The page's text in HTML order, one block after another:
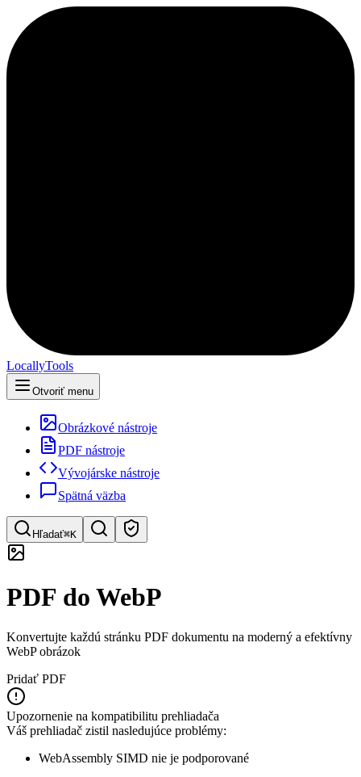
LocallyTools
Otvoriť menu
Obrázkové nástroje
PDF nástroje
Vývojárske nástroje
Spätná väzba
Hľadať⌘K
Rýchle vyhľadávanie nástrojov
PDF do WebP
Konvertujte každú stránku PDF dokumentu na moderný a efektívny
WebP obrázok
Pridať PDF
Upozornenie na kompatibilitu prehliadača
Váš prehliadač zistil nasledujúce problémy:
WebAssembly SIMD nie je podporované